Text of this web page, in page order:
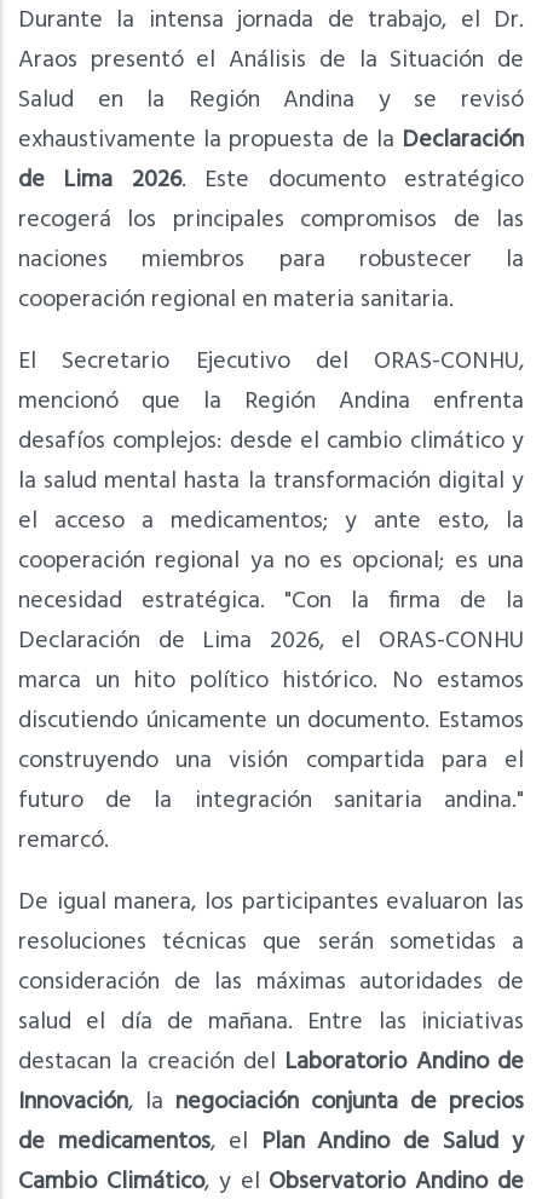
Durante la intensa jornada de trabajo, el Dr.
Araos presentó el Análisis de la Situación de
Salud en la Región Andina y se revisó
exhaustivamente la propuesta de la Declaración
de Lima 2026. Este documento estratégico
recogerá los principales compromisos de las
naciones miembros para robustecer la
cooperación regional en materia sanitaria.
El Secretario Ejecutivo del ORAS-CONHU,
mencionó que la Región Andina enfrenta
desafíos complejos: desde el cambio climático y
la salud mental hasta la transformación digital y
el acceso a medicamentos; y ante esto, la
cooperación regional ya no es opcional; es una
necesidad estratégica. "Con la firma de la
Declaración de Lima 2026, el ORAS-CONHU
marca un hito político histórico. No estamos
discutiendo únicamente un documento. Estamos
construyendo una visión compartida para el
futuro de la integración sanitaria andina."
remarcó.
De igual manera, los participantes evaluaron las
resoluciones técnicas que serán sometidas a
consideración de las máximas autoridades de
salud el día de mañana. Entre las iniciativas
destacan la creación del Laboratorio Andino de
Innovación, la negociación conjunta de precios
de medicamentos, el Plan Andino de Salud y
Cambio Climático, y el Observatorio Andino de